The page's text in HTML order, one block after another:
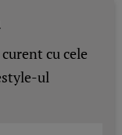
cu cele
ul